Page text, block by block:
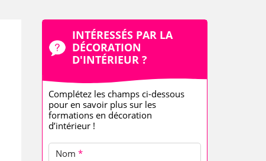
INTÉRESSÉS PAR LA
DÉCORATION
D'INTÉRIEUR ?
Complétez les champs ci-dessous
pour en savoir plus sur les
formations en décoration
d’intérieur !
Nom *